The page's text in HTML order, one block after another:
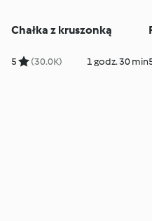
Chałka z kruszonką
5 (30.0K) 1 godz. 30 min